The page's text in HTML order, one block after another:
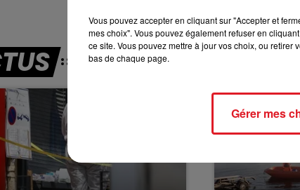
Vous pouvez accepter en cliquant sur "Accepter et
mes choix". Vous pouvez également refuser en
ce site. Vous pouvez mettre à jour vos choix, ou
bas de chaque page.
Gérer mes